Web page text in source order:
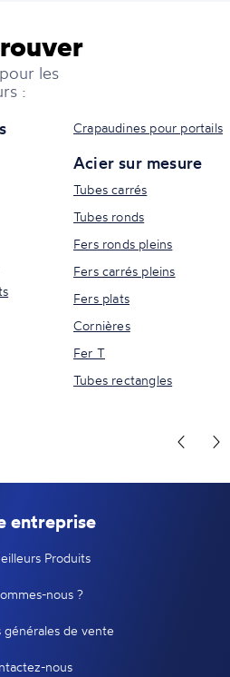
les
:
Crapaudines pour portails
Acier sur mesure
Tubes carrés
Tubes ronds
Fers ronds pleins
Fers carrés pleins
Fers plats
Cornières
Fer T
Tubes rectangles
entreprise
Produits
nous ?
générales de vente
nous